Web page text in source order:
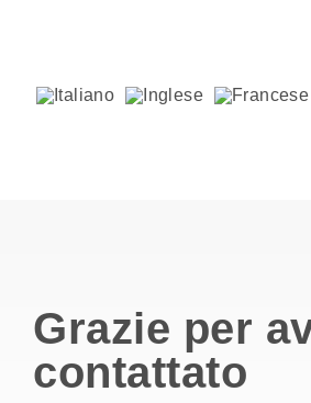
Grazie per
contattato